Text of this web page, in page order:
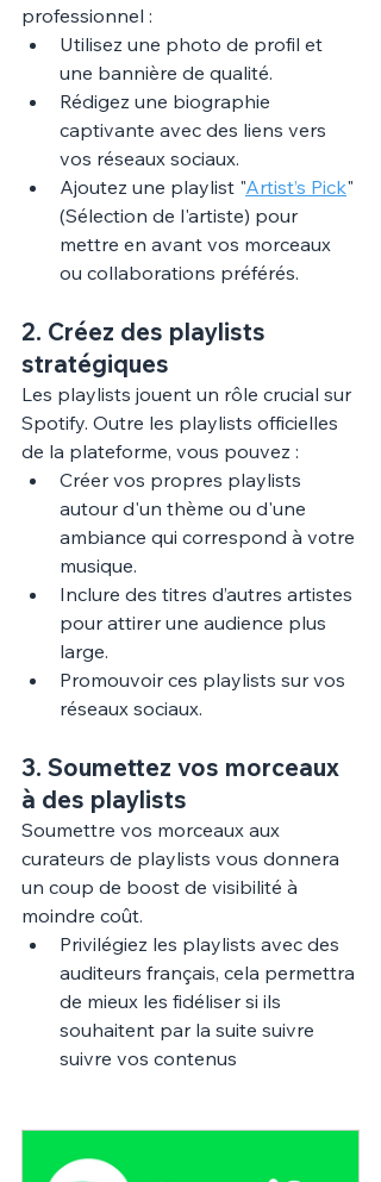
professionnel :
Utilisez une photo de profil et
une bannière de qualité.
Rédigez une biographie
captivante avec des liens vers
vos réseaux sociaux.
Ajoutez une playlist "Artist’s Pick"
(Sélection de l'artiste) pour
mettre en avant vos morceaux
ou collaborations préférés.
2. Créez des playlists
stratégiques
Les playlists jouent un rôle crucial sur
Spotify. Outre les playlists officielles
de la plateforme, vous pouvez :
Créer vos propres playlists
autour d'un thème ou d'une
ambiance qui correspond à votre
musique.
Inclure des titres d’autres artistes
pour attirer une audience plus
large.
Promouvoir ces playlists sur vos
réseaux sociaux.
3. Soumettez vos morceaux
à des playlists
Soumettre vos morceaux aux
curateurs de playlists vous donnera
un coup de boost de visibilité à
moindre coût.
Privilégiez les playlists avec des
auditeurs français, cela permettra
de mieux les fidéliser si ils
souhaitent par la suite suivre
suivre vos contenus